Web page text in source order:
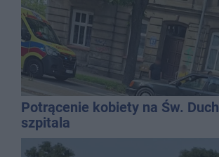
Potrącenie kobiety na Św.
szpitala